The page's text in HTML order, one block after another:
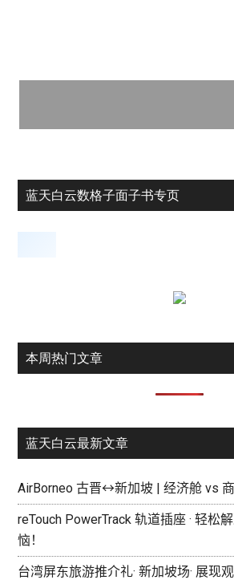
蓝天白云数格子面子书专页
本周热门文章
蓝天白云最新文章
AirBorneo 古晋↔新加坡 | 经济舱 vs
reTouch PowerTrack 轨道插座 · 轻松
恼！
台湾屏东旅游推介礼· 新加坡场· 展现